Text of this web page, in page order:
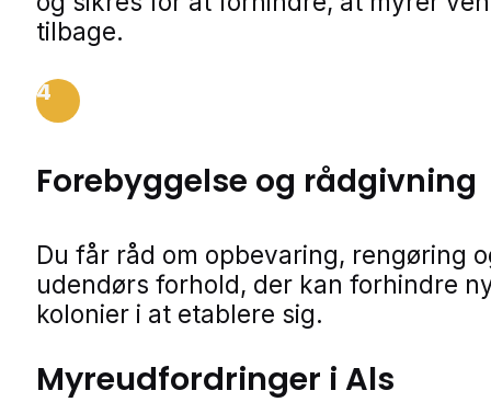
tilbage.
4
Forebyggelse og rådgivning
Du får råd om opbevaring, rengøring
udendørs forhold, der kan forhindre
kolonier i at etablere sig.
Myreudfordringer i Als